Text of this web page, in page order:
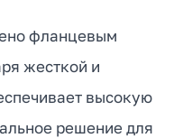
фланцевым
жесткой и
высокую
решение для